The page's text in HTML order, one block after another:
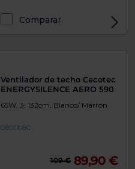
Comparar
Ventilador de techo Cecotec
ENERGYSILENCE AERO 590
65W, 3, 132cm, Blanco/ Marrón
109 € 89,90 €